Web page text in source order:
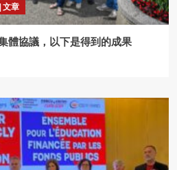
文章
體協議，以下是得到的成果